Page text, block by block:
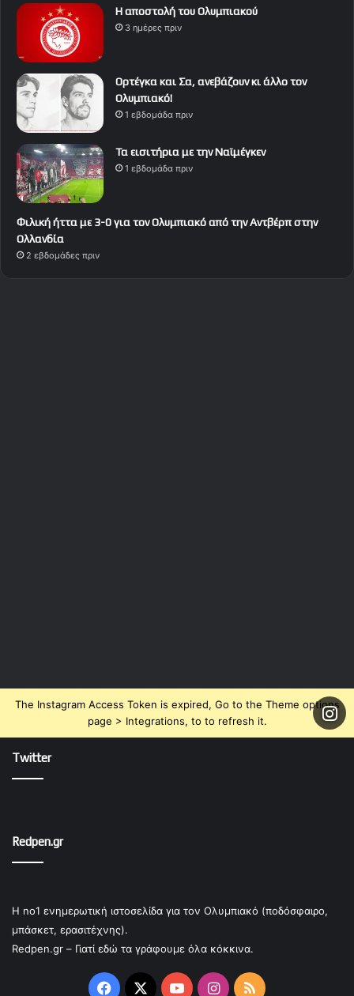
Η αποστολή του Ολυμπιακού
3 ημέρες πριν
Ορτέγκα και Σα, ανεβάζουν κι άλλο τον
Ολυμπιακό!
1 εβδομάδα πριν
Τα εισιτήρια με την Ναϊμέγκεν
1 εβδομάδα πριν
Φιλική ήττα με 3-0 για τον Ολυμπιακό από την Αντβέρπ στην
Ολλανδία
2 εβδομάδες πριν
The Instagram Access Token is expired, Go to the Theme options
page > Integrations, to to refresh it.
Twitter
Redpen.gr
Η no1 ενημερωτική ιστοσελίδα για τον Ολυμπιακό (ποδόσφαιρο,
μπάσκετ, ερασιτέχνης).
Redpen.gr – Γιατί εδώ τα γράφουμε όλα κόκκινα.
Facebook
X YouTubeInstagram
RSS